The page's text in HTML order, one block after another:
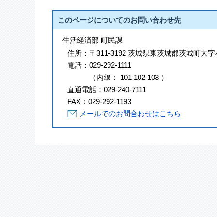
このページについてのお問い合わせ先
生活経済部 町民課
住所： 〒311-3192 茨城県東茨城郡茨城町大
電話： 029-292-1111
（内線 ： 101 102 103 ）
直通電話： 029-240-7111
FAX： 029-292-1193
メールでのお問合わせはこちら